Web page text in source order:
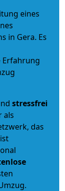
eines
in Gera. Es
stressfrei
als
das